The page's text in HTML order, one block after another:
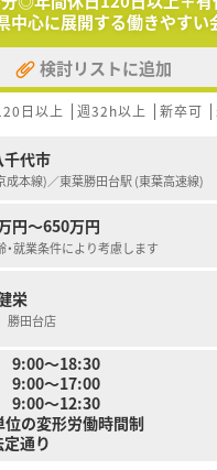
ーズに合わせた独自の店舗づくりを
宅医療の受入体制が整っており、多
ケアシステムの一翼を担う、真の地
の社風を大切にしており、現場の
ついて】
きるため、ワークライフバランスを
給休暇消化率は80％を超えており、
。
務内容】
調剤薬局として、処方箋に基づく正
不安に寄り添った丁寧な服薬指導と
心に展開する働きやすい
検討リストに追加
日以上 週32h以上 新卒可
千代市
成本線)／東葉勝田台駅 (東葉高速線)
円～650万円
・就業条件により考慮します
栄
勝田台店
9:00〜18:30
〜17:00
〜12:30
の変形労働時間制
通り